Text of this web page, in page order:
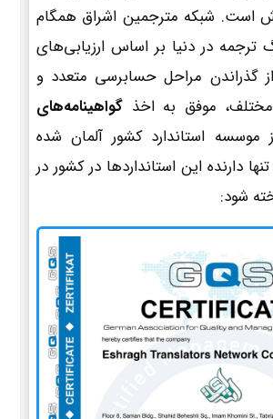
است. شبکه مترجمین اشراق همگام
ترجمه در دنیا بر اساس ارزیابی‌های
مراحل حسابرسی متعدد و
مختلف، موفق به اخذ گواهینامه‌های
موسسه استاندارد کشور آلمان شده
دارنده این استانداردها در کشور در
شود: